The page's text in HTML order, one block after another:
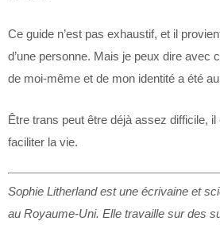
Ce guide n’est pas exhaustif, et il
d’une personne. Mais je peux dire avec
de moi-même et de mon identité a été
Être trans peut être déjà assez difficile,
faciliter la vie.
Sophie Litherland est une écrivaine et
au Royaume-Uni. Elle travaille sur des